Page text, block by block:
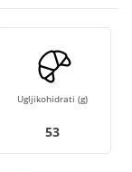
Ugljikohidrati (g)
53